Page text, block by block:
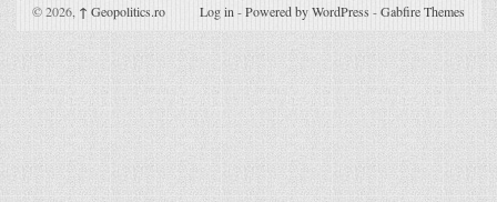
© 2026, ↑ Geopolitics.ro Log in -Powered by WordPress -Gabfire Themes